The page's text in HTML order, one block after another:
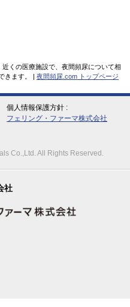
くの医療施設で、夜間頻尿について相
きます。 | 夜間頻尿.com トップページ
個人情報保護方針
フェリング・ファーマ株式会社
Co.,Ltd. All Rights Reserved.
社